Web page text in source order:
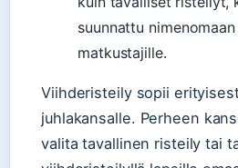
suunnattu
matkustajille.
Viihderisteily sopii
juhlakansalle. Perheen
valita tavallinen risteily tai